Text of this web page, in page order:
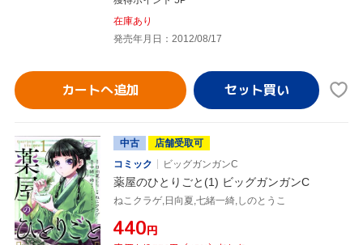
在庫あり
発売年月日：2012/08/17
カートへ追加
中古
店舗受取可
コミック
ビッグガンガンC
薬屋のひとりごと(1) ビッグガンガンC
ねこクラゲ,日向夏,七緒一綺,しのとうこ
¥440円